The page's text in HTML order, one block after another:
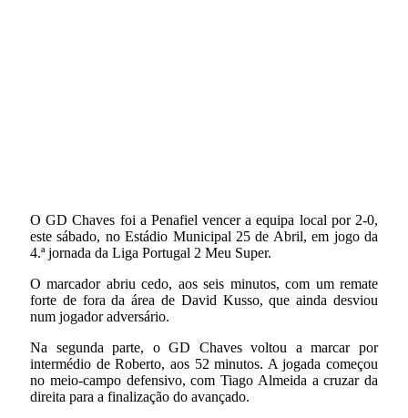
O GD Chaves foi a Penafiel vencer a equipa local por 2-0,
este sábado, no Estádio Municipal 25 de Abril, em jogo da
4.ª jornada da Liga Portugal 2 Meu Super.
O marcador abriu cedo, aos seis minutos, com um remate
forte de fora da área de David Kusso, que ainda desviou
num jogador adversário.
Na segunda parte, o GD Chaves voltou a marcar por
intermédio de Roberto, aos 52 minutos. A jogada começou
no meio-campo defensivo, com Tiago Almeida a cruzar da
direita para a finalização do avançado.